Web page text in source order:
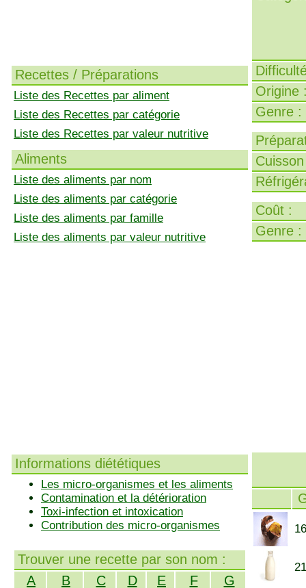
Recettes / Préparations
Liste des Recettes par aliment
Liste des Recettes par catégorie
Liste des Recettes par valeur nutritive
Aliments
Liste des aliments par nom
Liste des aliments par catégorie
Liste des aliments par famille
Liste des aliments par valeur nutritive
Informations diététiques
Les micro-organismes et les aliments
Contamination et la détérioration
Toxi-infection et intoxication
Contribution des micro-organismes
Trouver une recette par son nom :
A
B C D E F
G
Origine
Genre :
Coût :
Genre :